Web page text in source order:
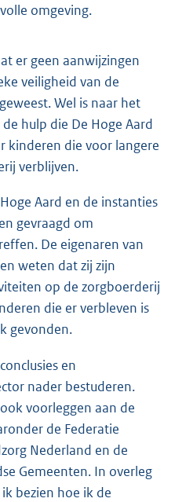
omgeving.
er geen aanwijzingen
veiligheid van de
Wel is naar het
hulp die De Hoge Aard
kinderen die voor langere
verblijven.
Aard en de instanties
gevraagd om
De eigenaren van
weten dat zij zijn
op de zorgboerderij
die er verbleven is
gevonden.
en
nader bestuderen.
voorleggen aan de
de Federatie
Nederland en de
Gemeenten. In overleg
bezien hoe ik de